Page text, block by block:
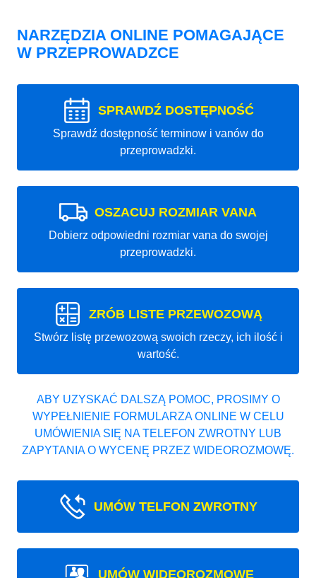
NARZĘDZIA ONLINE POMAGAJĄCE
W PRZEPROWADZCE
SPRAWDŹ DOSTĘPNOŚĆ
Sprawdź dostępność terminow i vanów do
przeprowadzki.
OSZACUJ ROZMIAR VANA
Dobierz odpowiedni rozmiar vana do swojej
przeprowadzki.
ZRÓB LISTE PRZEWOZOWĄ
Stwórz listę przewozową swoich rzeczy, ich ilość i
wartość.
ABY UZYSKAĆ DALSZĄ POMOC, PROSIMY O
WYPEŁNIENIE FORMULARZA ONLINE W CELU
UMÓWIENIA SIĘ NA TELEFON ZWROTNY LUB
ZAPYTANIA O WYCENĘ PRZEZ WIDEOROZMOWĘ.
UMÓW TELFON ZWROTNY
UMÓW WIDEOROZMOWE